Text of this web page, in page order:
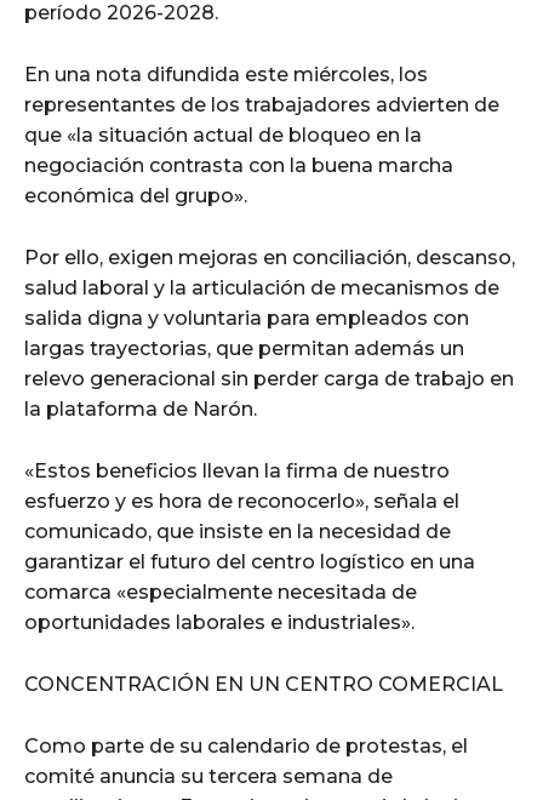
período 2026-2028.
En una nota difundida este miércoles, los
representantes de los trabajadores advierten de
que «la situación actual de bloqueo en la
negociación contrasta con la buena marcha
económica del grupo».
Por ello, exigen mejoras en conciliación, descanso,
salud laboral y la articulación de mecanismos de
salida digna y voluntaria para empleados con
largas trayectorias, que permitan además un
relevo generacional sin perder carga de trabajo en
la plataforma de Narón.
«Estos beneficios llevan la firma de nuestro
esfuerzo y es hora de reconocerlo», señala el
comunicado, que insiste en la necesidad de
garantizar el futuro del centro logístico en una
comarca «especialmente necesitada de
oportunidades laborales e industriales».
CONCENTRACIÓN EN UN CENTRO COMERCIAL
Como parte de su calendario de protestas, el
comité anuncia su tercera semana de